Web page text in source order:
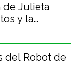
de Julieta
y la
del Robot de